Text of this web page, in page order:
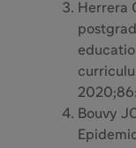
Herrera
Bouvy